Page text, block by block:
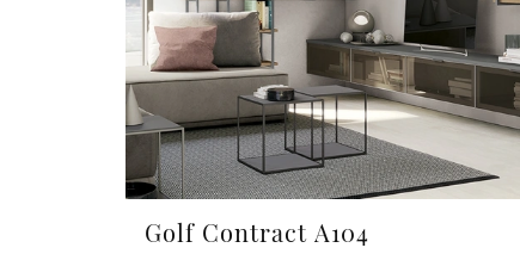
Golf Contract A104